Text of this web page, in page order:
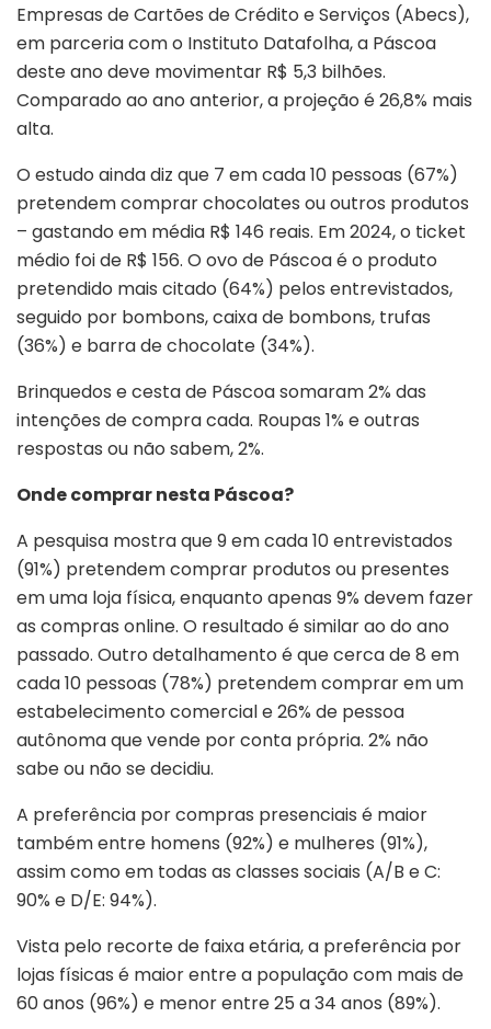
Empresas de Cartões de Crédito e Serviços (Abecs),
em parceria com o Instituto Datafolha, a Páscoa
deste ano deve movimentar R$ 5,3 bilhões.
Comparado ao ano anterior, a projeção é 26,8% mais
alta.
O estudo ainda diz que 7 em cada 10 pessoas (67%)
pretendem comprar chocolates ou outros produtos
– gastando em média R$ 146 reais. Em 2024, o ticket
médio foi de R$ 156. O ovo de Páscoa é o produto
pretendido mais citado (64%) pelos entrevistados,
seguido por bombons, caixa de bombons, trufas
(36%) e barra de chocolate (34%).
Brinquedos e cesta de Páscoa somaram 2% das
intenções de compra cada. Roupas 1% e outras
respostas ou não sabem, 2%.
Onde comprar nesta Páscoa?
A pesquisa mostra que 9 em cada 10 entrevistados
(91%) pretendem comprar produtos ou presentes
em uma loja física, enquanto apenas 9% devem fazer
as compras online. O resultado é similar ao do ano
passado. Outro detalhamento é que cerca de 8 em
cada 10 pessoas (78%) pretendem comprar em um
estabelecimento comercial e 26% de pessoa
autônoma que vende por conta própria. 2% não
sabe ou não se decidiu.
A preferência por compras presenciais é maior
também entre homens (92%) e mulheres (91%),
assim como em todas as classes sociais (A/B e C:
90% e D/E: 94%).
Vista pelo recorte de faixa etária, a preferência por
lojas físicas é maior entre a população com mais de
60 anos (96%) e menor entre 25 a 34 anos (89%).